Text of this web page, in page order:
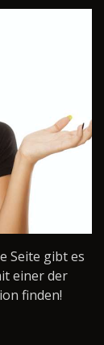
Seite gibt es
einer der
finden!